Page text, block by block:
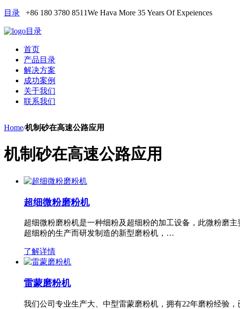
目录 +86 180 3780 8511We Hava More 35 Years Of Expeiences
目录
首页
产品目录
解决方案
成功案例
关于我们
联系我们
Home/机制砂在高速公路应用
机制砂在高速公路应用
超细微粉磨粉机
超细微粉磨粉机是一种细粉及超细粉的加工设备，此微粉磨
超细粉的生产而研发制造的新型磨粉机，…
了解详情
雷蒙磨粉机
我们公司专业生产大、中型雷蒙磨粉机，拥有22年磨粉经验